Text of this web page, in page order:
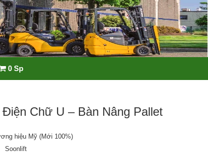
0 Sp
Điện Chữ U – Bàn Nâng Pallet
hiệu Mỹ (Mới 100%)
Soonlift